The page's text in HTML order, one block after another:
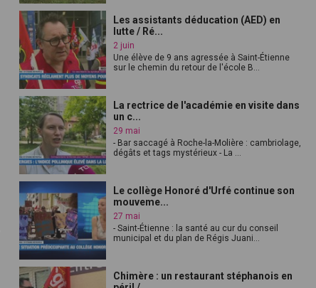
Les assistants déducation (AED) en
lutte / Ré...
2 juin
Une élève de 9 ans agressée à Saint-Étienne
sur le chemin du retour de l'école B...
La rectrice de l'académie en visite dans
un c...
29 mai
- Bar saccagé à Roche-la-Molière : cambriolage,
dégâts et tags mystérieux - La ...
Le collège Honoré d'Urfé continue son
mouveme...
27 mai
- Saint-Étienne : la santé au cur du conseil
municipal et du plan de Régis Juani...
Chimère : un restaurant stéphanois en